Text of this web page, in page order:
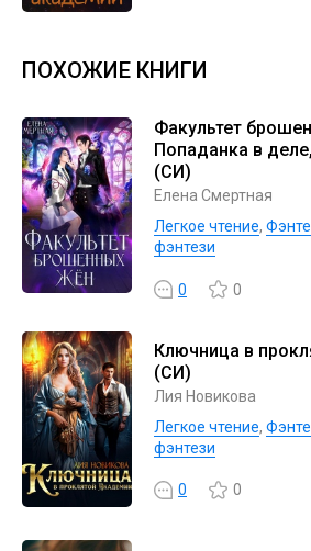
ПОХОЖИЕ КНИГИ
Факультет
Попаданка в
(СИ)
Елена Смертная
Легкое чтение,
фэнтези
0 0
Ключница в
(СИ)
Лия Новикова
Легкое чтение,
фэнтези
0 0